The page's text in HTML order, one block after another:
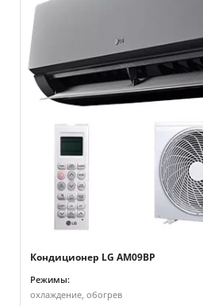
Кондиционер LG AM09BP
Режимы:
охлаждение, обогрев